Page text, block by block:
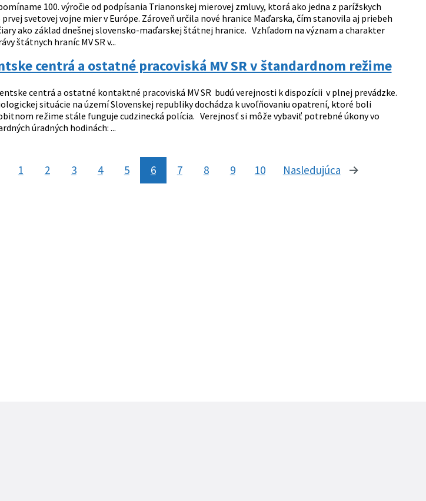
100. výročie od podpísania Trianonskej mierovej zmluvy, ktorá ako jedna z parížskych
svetovej vojne mier v Európe. Zároveň určila nové hranice Maďarska, čím stanovila aj priebeh
ako základ dnešnej slovensko-maďarskej štátnej hranice. Vzhľadom na význam a charakter
štátnych hraníc MV SR v...
centrá a ostatné pracoviská MV SR v štandardnom režime
centrá a ostatné kontaktné pracoviská MV SR budú verejnosti k dispozícii v plnej prevádzke.
situácie na území Slovenskej republiky dochádza k uvoľňovaniu opatrení, ktoré boli
režime stále funguje cudzinecká polícia. Verejnosť si môže vybaviť potrebné úkony vo
úradných hodinách: ...
stránka
1 2 3 4 5 6 7 8 9 10 Nasledujúca stránka